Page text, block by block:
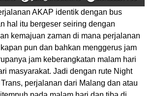
AKAP identik dengan bus
hal itu bergeser seiring dengan
kemajuan zaman di mana perjalanan
pun dan bahkan menggerus jam
jam keberangkatan malam hari
masyarakat. Jadi dengan rute Night
perjalanan dari Malang dan atau